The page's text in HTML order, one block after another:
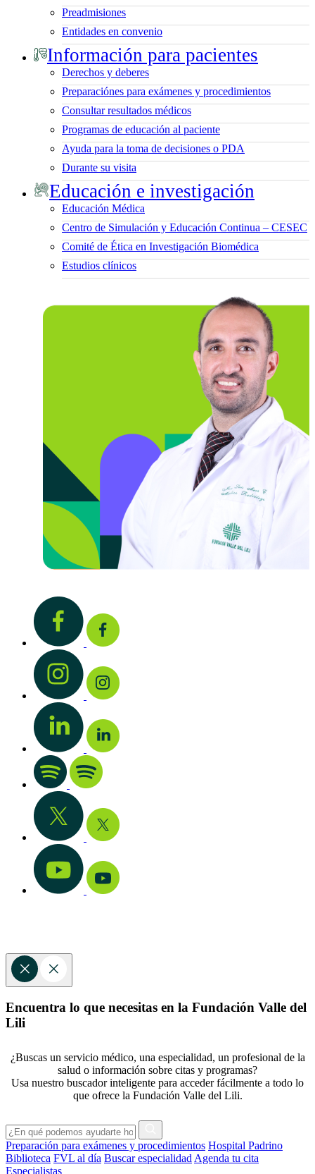
Preadmisiones
Entidades en convenio
Información para pacientes
Derechos y deberes
Preparaciónes para exámenes y procedimientos
Consultar resultados médicos
Programas de educación al paciente
Ayuda para la toma de decisiones o PDA
Durante su visita
Educación e investigación
Educación Médica
Centro de Simulación y Educación Continua – CESEC
Comité de Ética en Investigación Biomédica
Estudios clínicos
Encuentra lo que necesitas en la Fundación Valle del
Lili
¿Buscas un servicio médico, una especialidad, un profesional de la
salud o información sobre citas y programas?
Usa nuestro buscador inteligente para acceder fácilmente a todo lo
que ofrece la Fundación Valle del Lili.
Preparación para exámenes y procedimientos Hospital Padrino
Biblioteca FVL al día Buscar especialidad Agenda tu cita
Especialistas